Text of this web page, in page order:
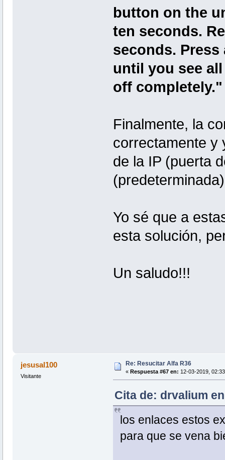
button on the
ten seconds.
seconds.
until you see
off completely."
Finalmente, la
correctamente y
de la IP (puerta
Yo sé que a
esta solución,
Un saludo!!!
jesusal100
Visitante
Re: Resucitar Alfa R36
« Respuesta #67 en: 12-03-2019,
Cita de: drvalium
los enlaces estos
para que se vena